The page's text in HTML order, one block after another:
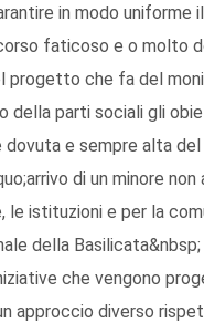
in modo
faticoso e o molto
progetto che fa del
della parti sociali gli
e sempre alta
di un minore
le istituzioni e per la
della
che vengono
approccio diverso